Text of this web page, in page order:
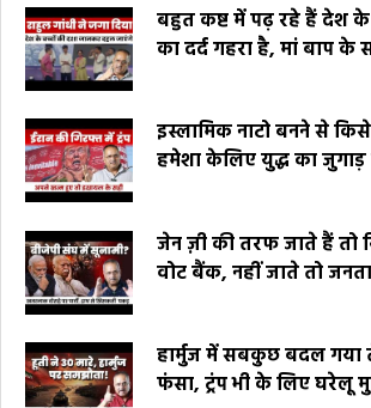
बहुत कष्ट में पढ़ रहे हैं देश
का दर्द गहरा है, मां बाप के
इस्लामिक नाटो बनने से
हमेशा केलिए युद्ध का जुगाड़
जेन ज़ी की तरफ जाते हैं तो
वोट बैंक, नहीं जाते तो
हार्मुज में सबकुछ बदल गया
फंसा, ट्रंप भी के लिए घरेलू